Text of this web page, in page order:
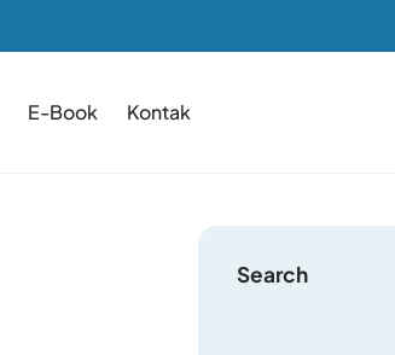
E-Book Kontak
Search